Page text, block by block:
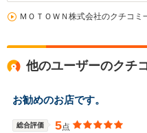
ＭＯＴＯＷＮ株式会社のクチコミ
他のユーザーのクチ
お勧めのお店です。
総合評価 5点